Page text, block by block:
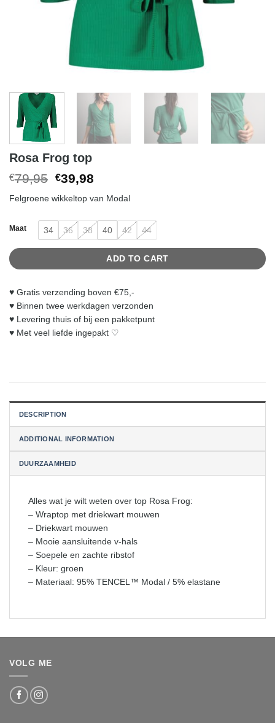
Rosa Frog top
€79,95 Original
was:
€39,98
is:
Felgroene wikkeltop van Modal
Maat 34 36 38 40 42 44
ADD TO CART
♥︎ Gratis verzending boven €75,-
♥︎ Binnen twee werkdagen verzonden
♥︎ Levering thuis of bij een pakketpunt
♥︎ Met veel liefde ingepakt ♡
DESCRIPTION
ADDITIONAL INFORMATION
DUURZAAMHEID
Alles wat je wilt weten over top Rosa Frog:
– Wraptop met driekwart mouwen
– Driekwart mouwen
– Mooie aansluitende v-hals
– Soepele en zachte ribstof
– Kleur: groen
– Materiaal: 95% TENCEL™ Modal / 5% elastane
VOLG ME